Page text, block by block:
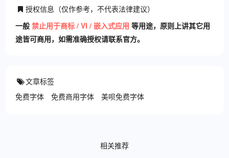
授权信息（仅作参考，不代表法律建议）
一般 禁止用于商标 / VI / 嵌入式应用 等用途，原则上讲其它用
途皆可商用，如需准确授权请联系官方。
文章标签
免费字体
免费商用字体 美呗免费字体
相关推荐